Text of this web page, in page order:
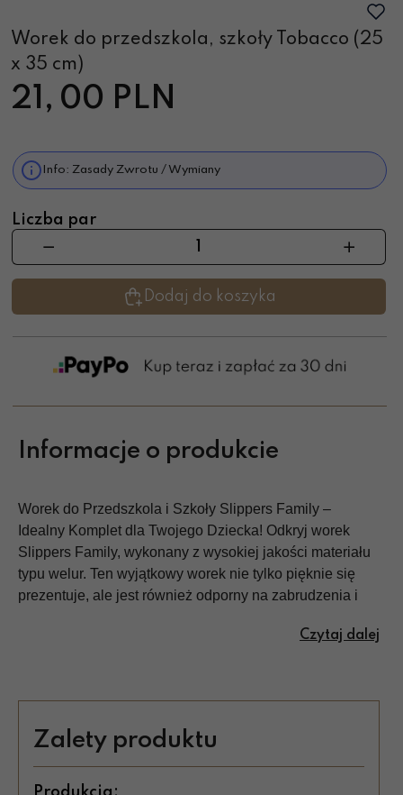
Worek do przedszkola, szkoły Tobacco (25
x 35 cm)
21, 00 PLN
Info: Zasady Zwrotu / Wymiany
Liczba par
Dodaj do koszyka
Informacje o produkcie
Worek do Przedszkola i Szkoły Slippers Family –
Idealny Komplet dla Twojego Dziecka! Odkryj worek
Slippers Family, wykonany z wysokiej jakości materiału
typu welur. Ten wyjątkowy worek nie tylko pięknie się
prezentuje, ale jest również odporny na zabrudzenia i
przedszkola i szkoły. Perfekcyjnie komponuje się z
transport bucików są szybkie i wygodne. Wybierz
Slippers Family i zapewnij swojemu dziecku styl oraz
komfort na co dzień
Czytaj dalej
Zalety produktu